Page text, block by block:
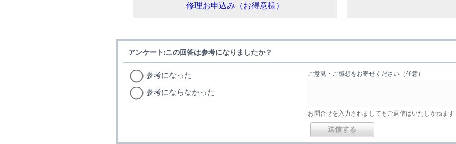
修理お申込み（お得意様）
アンケート:この回答は参考になりましたか？
参考になった
参考にならなかった
ご意見・ご感想をお寄せください（任意）
お問合せを入力されましてもご返信はいたしかねます